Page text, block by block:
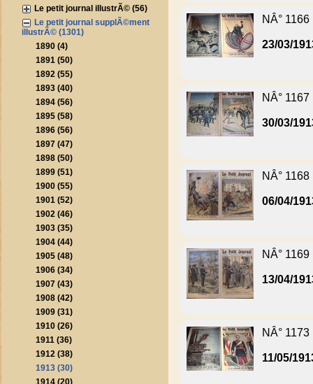
Le petit journal illustrÃ© (56)
Le petit journal supplÃ©ment
illustrÃ© (1301)
1890 (4)
1891 (50)
1892 (55)
1893 (40)
1894 (56)
1895 (58)
1896 (56)
1897 (47)
1898 (50)
1899 (51)
1900 (55)
1901 (52)
1902 (46)
1903 (35)
1904 (44)
1905 (48)
1906 (34)
1907 (43)
1908 (42)
1909 (31)
1910 (26)
1911 (36)
1912 (38)
1913 (30)
1914 (20)
NÂ° 1166
23/03/
NÂ° 1167
30/03/
NÂ° 1168
06/04/
NÂ° 1169
13/04/
NÂ° 1173
11/05/